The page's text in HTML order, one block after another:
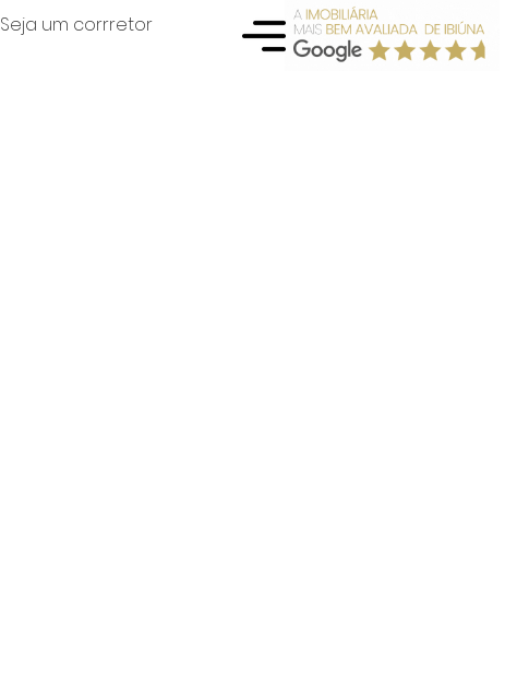
Seja um corrretor